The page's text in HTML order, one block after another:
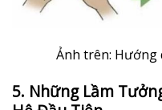
Ảnh trên: Hướng
5. Những Lầm